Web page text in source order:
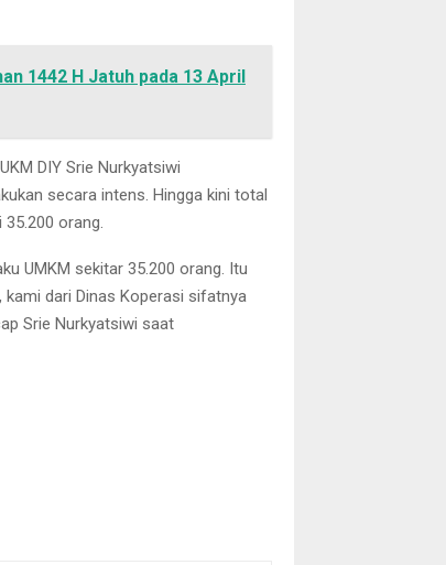
1442 H Jatuh pada 13 April
DIY Srie Nurkyatsiwi
secara intens. Hingga kini total
orang.
UMKM sekitar 35.200 orang. Itu
dari Dinas Koperasi sifatnya
Srie Nurkyatsiwi saat